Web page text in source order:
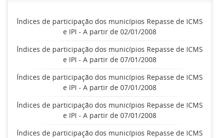
Índices de participação dos municípios Repasse de ICMS
e IPI - A partir de 02/01/2008
Índices de participação dos municípios Repasse de ICMS
e IPI - A partir de 07/01/2008
Índices de participação dos municípios Repasse de ICMS
e IPI - A partir de 07/01/2008
Índices de participação dos municípios Repasse de ICMS
e IPI - A partir de 07/01/2008
Índices de participação dos municípios Repasse de ICMS